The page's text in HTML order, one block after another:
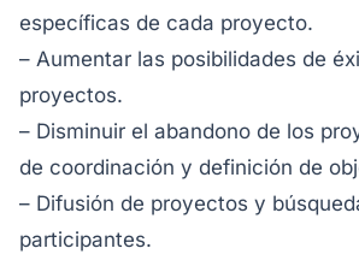
específicas de cada proyecto.
– Aumentar las posibilidades de
proyectos.
– Disminuir el abandono de los
de coordinación y definición de
– Difusión de proyectos y
participantes.